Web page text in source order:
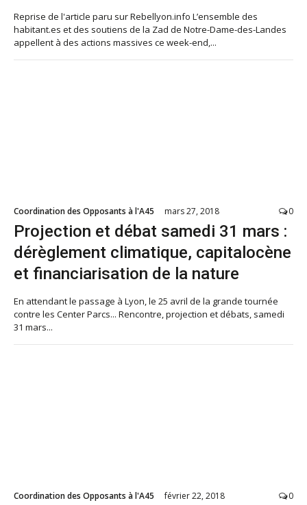
Reprise de l'article paru sur Rebellyon.info L’ensemble des
habitant.es et des soutiens de la Zad de Notre-Dame-des-Landes
appellent à des actions massives ce week-end,...
Coordination des Opposants à l'A45 mars 27, 2018 0
Projection et débat samedi 31 mars :
dérèglement climatique, capitalocène
et financiarisation de la nature
En attendant le passage à Lyon, le 25 avril de la grande tournée
contre les Center Parcs... Rencontre, projection et débats, samedi
31 mars...
Coordination des Opposants à l'A45 février 22, 2018 0